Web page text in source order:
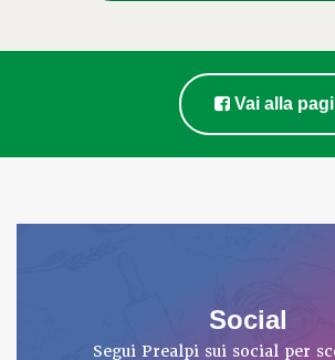
Vai alla
Social
Segui Prealpi sui social per